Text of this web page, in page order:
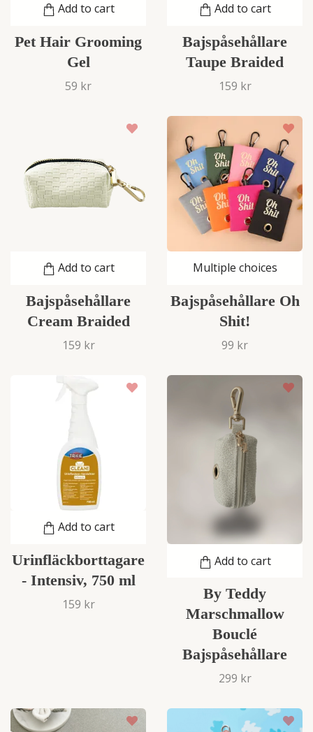
Add to cart
Pet Hair Grooming
Gel
59 kr
Add to cart
Bajspåsehållare
Taupe Braided
159 kr
Add to cart
Bajspåsehållare
Cream Braided
159 kr
Multiple choices
Bajspåsehållare Oh
Shit!
99 kr
Add to cart
Urinfläckborttagare
- Intensiv, 750 ml
159 kr
Add to cart
By Teddy
Marschmallow
Bouclé
Bajspåsehållare
299 kr